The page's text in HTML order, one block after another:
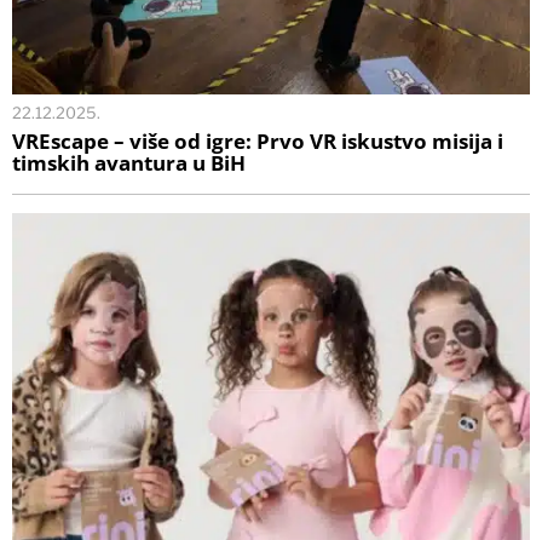
22.12.2025.
VREscape – više od igre: Prvo VR iskustvo misija i
timskih avantura u BiH